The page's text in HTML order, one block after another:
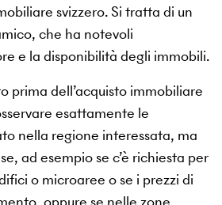
svizzero. Si tratta di un
che ha notevoli
e la disponibilità degli immobili.
prima dell’acquisto immobiliare
esattamente le
nella regione interessata, ma
ad esempio se c’è richiesta per
o microaree o se i prezzi di